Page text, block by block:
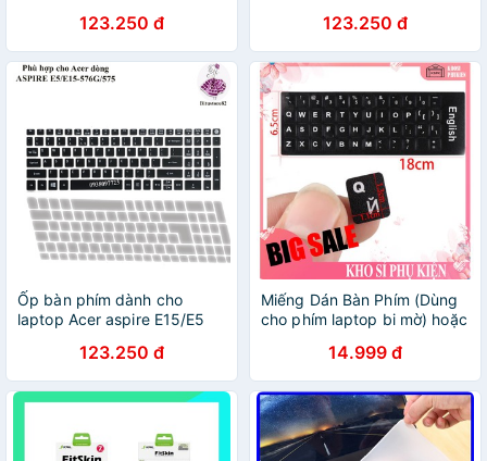
silicon bảo vệ che, phủ, đậy,
lót bàn phím
123.250 đ
silicon bảo vệ che, phủ, đậy,
lót bàn phím
123.250 đ
Ốp bàn phím dành cho
laptop Acer aspire E15/E5
silicon bảo vệ che, phủ, đậy,
lót bàn phím
123.250 đ
Miếng Dán Bàn Phím (Dùng
cho phím laptop bi mờ) hoặc
ngôn ngữ bàn phím
14.999 đ